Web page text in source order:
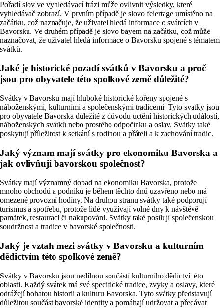
Pořadí slov ve vyhledávací frázi může ovlivnit výsledky, které
vyhledávač zobrazí. V prvním případě je slovo feiertage umístěno na
začátku, což naznačuje, že uživatel hledá informace o svátcích v
Bavorsku. Ve druhém případě je slovo bayern na začátku, což může
naznačovat, že uživatel hledá informace o Bavorsku spojené s tématem
svátků.
Jaké je historické pozadí svátků v Bavorsku a proč
jsou pro obyvatele této spolkové země důležité?
Svátky v Bavorsku mají hluboké historické kořeny spojené s
náboženskými, kulturními a společenskými tradicemi. Tyto svátky jsou
pro obyvatele Bavorska důležité z důvodu uctění historických událostí,
náboženských svátků nebo prostého odpočinku a oslav. Svátky také
poskytují příležitost k setkání s rodinou a přáteli a k zachování tradic.
Jaký význam mají svátky pro ekonomiku Bavorska a
jak ovlivňují bavorskou společnost?
Svátky mají významný dopad na ekonomiku Bavorska, protože
mnoho obchodů a podniků je během těchto dnů uzavřeno nebo má
omezené provozní hodiny. Na druhou stranu svátky také podporují
turismus a spotřebu, protože lidé využívají volné dny k návštěvě
památek, restaurací či nakupování. Svátky také posilují společenskou
soudržnost a tradice v bavorské společnosti.
Jaký je vztah mezi svátky v Bavorsku a kulturním
dědictvím této spolkové země?
Svátky v Bavorsku jsou nedílnou součástí kulturního dědictví této
oblasti. Každý svátek má své specifické tradice, zvyky a oslavy, které
odrážejí bohatou historii a kulturu Bavorska. Tyto svátky představují
důležitou součást bavorské identity a pomáhají udržovat a předávat